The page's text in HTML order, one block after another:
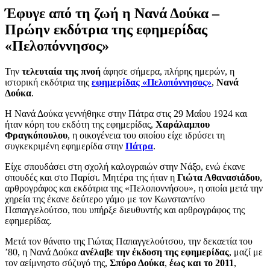
Έφυγε από τη ζωή η Νανά Δούκα –
Πρώην εκδότρια της εφημερίδας
«Πελοπόννησος»
Την τελευταία της πνοή άφησε σήμερα, πλήρης ημερών, η
ιστορική εκδότρια της εφημερίδας «Πελοπόννησος», Νανά
Δούκα.
Η Νανά Δούκα γεννήθηκε στην Πάτρα στις 29 Μαΐου 1924 και
ήταν κόρη του εκδότη της εφημερίδας, Χαράλαμπου
Φραγκόπουλου, η οικογένεια του οποίου είχε ιδρύσει τη
συγκεκριμένη εφημερίδα στην Πάτρα.
Είχε σπουδάσει στη σχολή καλογραιών στην Νάξο, ενώ έκανε
σπουδές και στο Παρίσι. Μητέρα της ήταν η Γιώτα Αθανασιάδου,
αρθρογράφος και εκδότρια της «Πελοποννήσου», η οποία μετά την
χηρεία της έκανε δεύτερο γάμο με τον Κωνσταντίνο
Παπαγγελούτσο, που υπήρξε διευθυντής και αρθρογράφος της
εφημερίδας.
Μετά τον θάνατο της Γιώτας Παπαγγελούτσου, την δεκαετία του
’80, η Νανά Δούκα ανέλαβε την έκδοση της εφημερίδας, μαζί με
τον αείμνηστο σύζυγό της, Σπύρο Δούκα, έως και το 2011,